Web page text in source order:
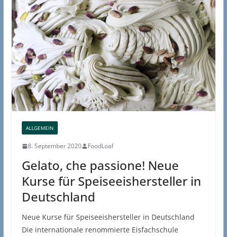
ALLGEMEIN
8. September 2020 FoodLoaf
Gelato, che passione! Neue
Kurse für Speiseeishersteller in
Deutschland
Neue Kurse für Speiseeishersteller in Deutschland
Die internationale renommierte Eisfachschule